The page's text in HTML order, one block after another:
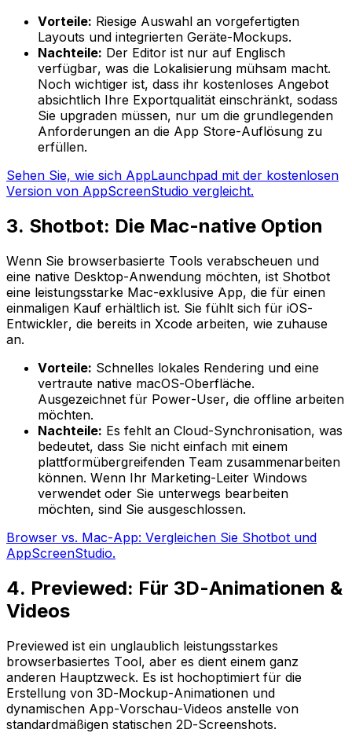
Vorteile: Riesige Auswahl an vorgefertigten
Layouts und integrierten Geräte-Mockups.
Nachteile: Der Editor ist nur auf Englisch
verfügbar, was die Lokalisierung mühsam macht.
Noch wichtiger ist, dass ihr kostenloses Angebot
absichtlich Ihre Exportqualität einschränkt, sodass
Sie upgraden müssen, nur um die grundlegenden
Anforderungen an die App Store-Auflösung zu
erfüllen.
Sehen Sie, wie sich AppLaunchpad mit der kostenlosen
Version von AppScreenStudio vergleicht.
3. Shotbot: Die Mac-native Option
Wenn Sie browserbasierte Tools verabscheuen und
eine native Desktop-Anwendung möchten, ist Shotbot
eine leistungsstarke Mac-exklusive App, die für einen
einmaligen Kauf erhältlich ist. Sie fühlt sich für iOS-
Entwickler, die bereits in Xcode arbeiten, wie zuhause
an.
Vorteile: Schnelles lokales Rendering und eine
vertraute native macOS-Oberfläche.
Ausgezeichnet für Power-User, die offline arbeiten
möchten.
Nachteile: Es fehlt an Cloud-Synchronisation, was
bedeutet, dass Sie nicht einfach mit einem
plattformübergreifenden Team zusammenarbeiten
können. Wenn Ihr Marketing-Leiter Windows
verwendet oder Sie unterwegs bearbeiten
möchten, sind Sie ausgeschlossen.
Browser vs. Mac-App: Vergleichen Sie Shotbot und
AppScreenStudio.
4. Previewed: Für 3D-Animationen &
Videos
Previewed ist ein unglaublich leistungsstarkes
browserbasiertes Tool, aber es dient einem ganz
anderen Hauptzweck. Es ist hochoptimiert für die
Erstellung von 3D-Mockup-Animationen und
dynamischen App-Vorschau-Videos anstelle von
standardmäßigen statischen 2D-Screenshots.